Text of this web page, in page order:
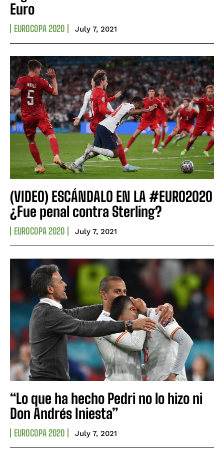
Euro
EUROCOPA 2020 July 7, 2021
(VIDEO) ESCÁNDALO EN LA #EURO2020
¿Fue penal contra Sterling?
EUROCOPA 2020 July 7, 2021
“Lo que ha hecho Pedri no lo hizo ni
Don Andrés Iniesta”
EUROCOPA 2020 July 7, 2021